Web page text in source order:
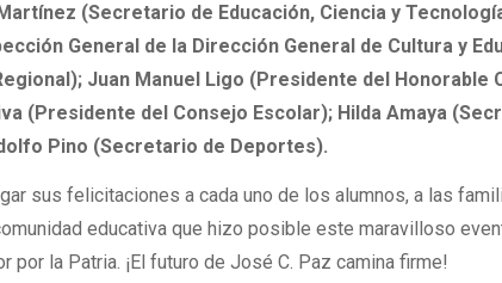
(Secretario de Educación, Ciencia y
General de la Dirección General de Cultura y
Juan Manuel Ligo (Presidente del Honorable
(Presidente del Consejo Escolar); Hilda Amaya
Pino (Secretario de Deportes).
sus felicitaciones a cada uno de los alumnos, a las
educativa que hizo posible este maravilloso
por la Patria. ¡El futuro de José C. Paz camina firme!